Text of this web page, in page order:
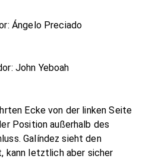
Ángelo Preciado
John Yeboah
Ecke von der linken Seite
Position außerhalb des
Galíndez sieht den
kann letztlich aber sicher